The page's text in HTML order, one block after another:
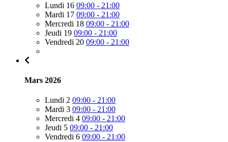
Lundi 16 09:00 - 21:00
Mardi 17 09:00 - 21:00
Mercredi 18 09:00 - 21:00
Jeudi 19 09:00 - 21:00
Vendredi 20 09:00 - 21:00
Mars 2026
Lundi 2 09:00 - 21:00
Mardi 3 09:00 - 21:00
Mercredi 4 09:00 - 21:00
Jeudi 5 09:00 - 21:00
Vendredi 6 09:00 - 21:00